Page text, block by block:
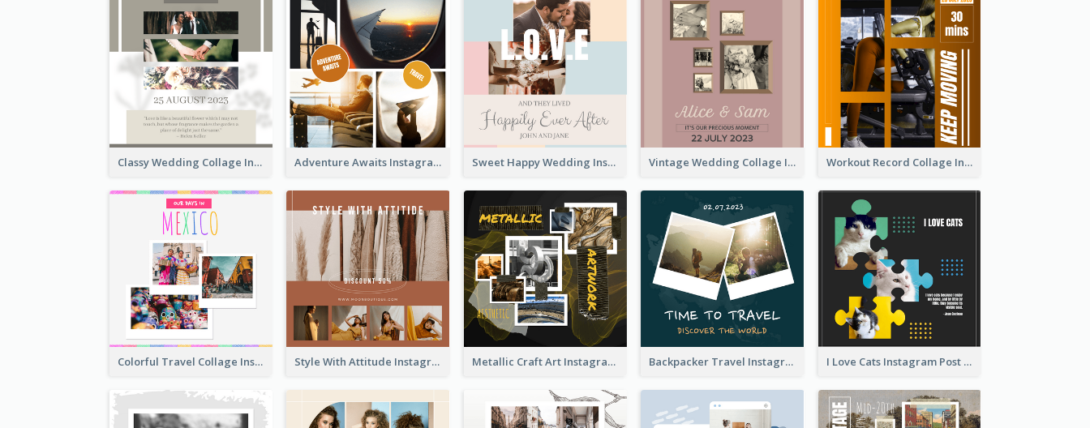
Classy Wedding Collage Instagram Post Adventure Awaits Instagram Post Sweet Happy Wedding Instagram Post Vintage Wedding Collage Instagram Post Workout Record Collage Instagram Post
Colorful Travel Collage Instagram Post Style With Attitude Instagram Post Metallic Craft Art Instagram Post Backpacker Travel Instagram Post I Love Cats Instagram Post